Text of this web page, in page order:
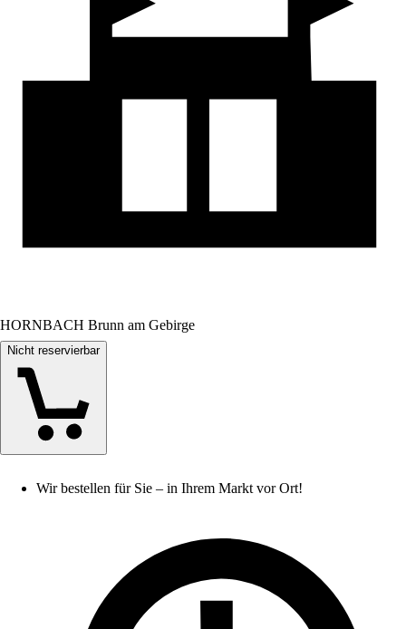
HORNBACH Brunn am Gebirge
Nicht reservierbar
Wir bestellen für Sie – in Ihrem Markt vor Ort!